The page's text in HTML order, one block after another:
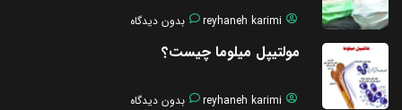
reyhaneh karimi بدون دیدگاه
مولتیپل میلوما چیست؟
reyhaneh karimi بدون دیدگاه